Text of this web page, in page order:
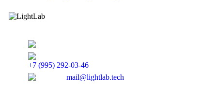
+7 (995) 292-03-46
mail@lightlab.tech